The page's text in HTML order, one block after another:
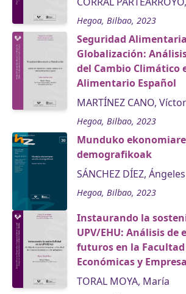
Hegoa, Bilbao, 2023
Seguridad
Globalización:
del Cambio Climático
Alimentario Español
MARTÍNEZ CANO, Víctor
Hegoa, Bilbao, 2023
Munduko
demografikoak
SÁNCHEZ DÍEZ, Ángeles
Hegoa, Bilbao, 2023
Instaurando la
UPV/EHU: Análisis de
futuros en la Facultad
Económicas y
TORAL MOYA, María